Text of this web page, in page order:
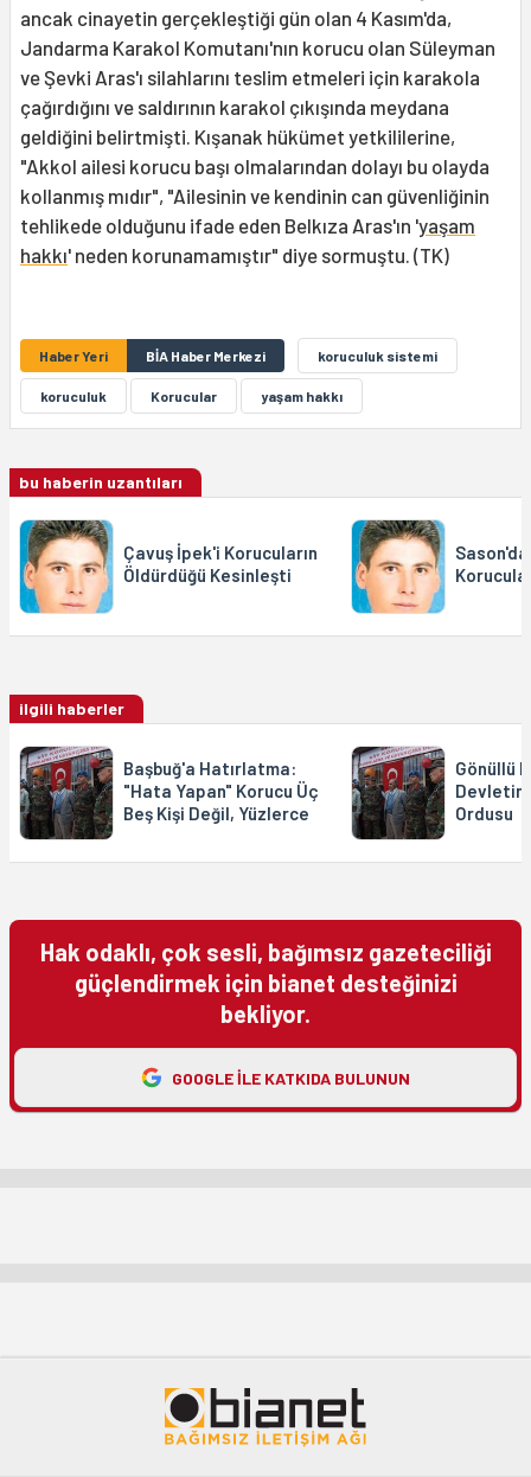
ancak cinayetin gerçekleştiği gün olan 4 Kasım'da,
Jandarma Karakol Komutanı'nın korucu olan Süleyman
ve Şevki Aras'ı silahlarını teslim etmeleri için karakola
çağırdığını ve saldırının karakol çıkışında meydana
geldiğini belirtmişti. Kışanak hükümet yetkililerine,
"Akkol ailesi korucu başı olmalarından dolayı bu olayda
kollanmış mıdır", "Ailesinin ve kendinin can güvenliğinin
tehlikede olduğunu ifade eden Belkıza Aras'ın 'yaşam
hakkı' neden korunamamıştır" diye sormuştu. (TK)
Haber Yeri BİA Haber Merkezi koruculuk sistemi
koruculuk Korucular yaşam hakkı
bu haberin uzantıları
Çavuş İpek'i Korucuların
Öldürdüğü Kesinleşti
ilgili haberler
Başbuğ'a Hatırlatma:
"Hata Yapan" Korucu Üç
Beş Kişi Değil, Yüzlerce
Gönüllü
Devletin
Ordusu
Hak odaklı, çok sesli, bağımsız gazeteciliği
güçlendirmek için bianet desteğinizi
bekliyor.
GOOGLE ILE KATKIDA BULUNUN